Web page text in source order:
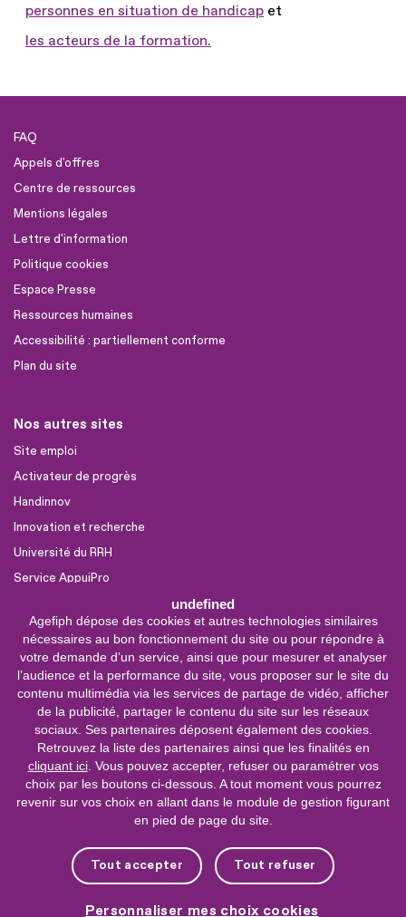
undefined
Agefiph dépose des cookies et autres technologies similaires
nécessaires au bon fonctionnement du site ou pour répondre à
votre demande d’un service, ainsi que pour mesurer et analyser
l’audience et la performance du site, vous proposer sur le site du
contenu multimédia via les services de partage de vidéo, afficher
de la publicité, partager le contenu du site sur les réseaux
sociaux. Ses partenaires déposent également des cookies.
Retrouvez la liste des partenaires ainsi que les finalités en
cliquant ici. Vous pouvez accepter, refuser ou paramétrer vos
choix par les boutons ci-dessous. A tout moment vous pourrez
revenir sur vos choix en allant dans le module de gestion figurant
en pied de page du site.
Tout accepter Tout refuser
Personnaliser mes choix cookies
personnes en situation de handicap et
les acteurs de la formation.
FAQ
Appels d'offres
Centre de ressources
Mentions légales
Lettre d'information
Politique cookies
Espace Presse
Ressources humaines
Accessibilité : partiellement conforme
Plan du site
Nos autres sites
Site emploi
Activateur de progrès
Handinnov
Innovation et recherche
Université du RRH
Service AppuiPro
Nous suivre
Youtube
Linkedin
Facebook
0 800 11 10 09
Service &
appel gratuits
Nous contacter
Plateforme de mise en contact LSF